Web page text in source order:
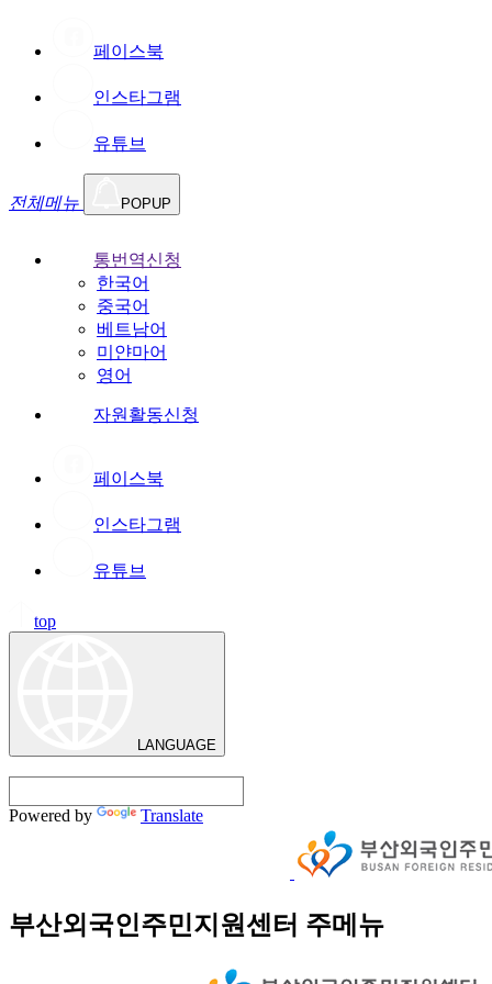
페이스북
인스타그램
유튜브
전체메뉴 POPUP
통번역신청
한국어
중국어
베트남어
미얀마어
영어
자원활동신청
페이스북
인스타그램
유튜브
top
LANGUAGE
Powered by Translate
부산외국인주민지원센터 주메뉴